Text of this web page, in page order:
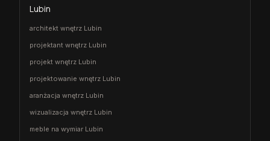
Lubin
architekt wnętrz Lubin
projektant wnętrz Lubin
projekt wnętrz Lubin
projektowanie wnętrz Lubin
aranżacja wnętrz Lubin
wizualizacja wnętrz Lubin
meble na wymiar Lubin